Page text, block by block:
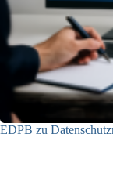
EDPB zu